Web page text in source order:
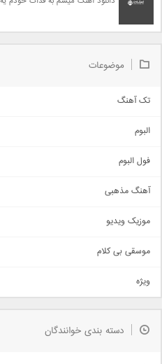
موضوعات
تک آهنگ
اجتماعی
حماسی
سنتی
اهنگ بندرعباسی
دمو
مذهبی
جدیدترین ها
البوم
فول البوم
آهنگ مذهبی
موزیک ویدیو
موسقی بی کلام
ویژه
دسته بندی خوانندگان